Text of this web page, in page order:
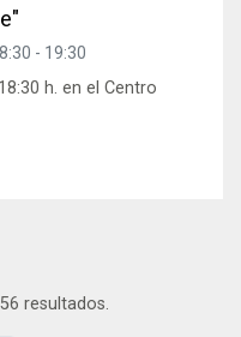
- 19:30
h. en el Centro
resultados.